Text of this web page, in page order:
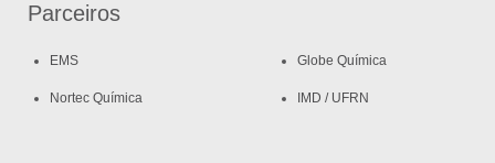
Parceiros
EMS
Nortec Química
Globe Química
IMD / UFRN